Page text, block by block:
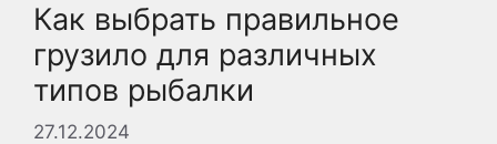
Как выбрать правильное
грузило для различных
типов рыбалки
27.12.2024